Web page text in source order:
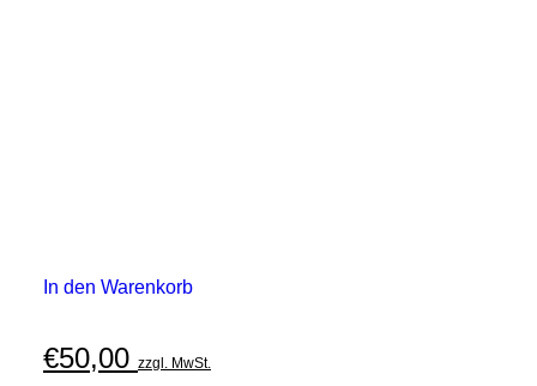
In den Warenkorb
€50,00 zzgl. MwSt.